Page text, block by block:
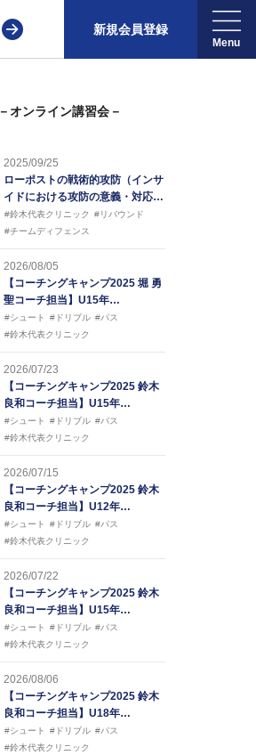
新規会員登録
－オンライン講習会－
2025/09/25
ローポストの戦術的攻防（インサ
イドにおける攻防の意義・対応…
#鈴木代表クリニック
#リバウンド
#チームディフェンス
2026/08/05
【コーチングキャンプ2025 堀 勇
聖コーチ担当】U15年…
#シュート #ドリブル #パス
#鈴木代表クリニック
2026/07/23
【コーチングキャンプ2025 鈴木
良和コーチ担当】U15年…
#シュート #ドリブル #パス
#鈴木代表クリニック
2026/07/15
【コーチングキャンプ2025 鈴木
良和コーチ担当】U12年…
#シュート #ドリブル #パス
#鈴木代表クリニック
2026/07/22
【コーチングキャンプ2025 鈴木
良和コーチ担当】U15年…
#シュート #ドリブル #パス
#鈴木代表クリニック
2026/08/06
【コーチングキャンプ2025 鈴木
良和コーチ担当】U18年…
#シュート #ドリブル #パス
#鈴木代表クリニック